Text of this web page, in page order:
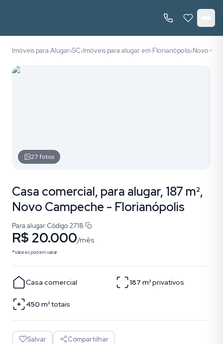
Imóveis para Alugar›SC›Imóveis para alugar em Florianópolis›Novo
27fotos
Casa comercial, para alugar, 187 m²,
Novo Campeche - Florianópolis
Para alugar·Código 2718
R$ 20.000/mês
*Valores podem variar.
Casa comercial 187 m²privativos
450 m²totais
Salvar Compartilhar